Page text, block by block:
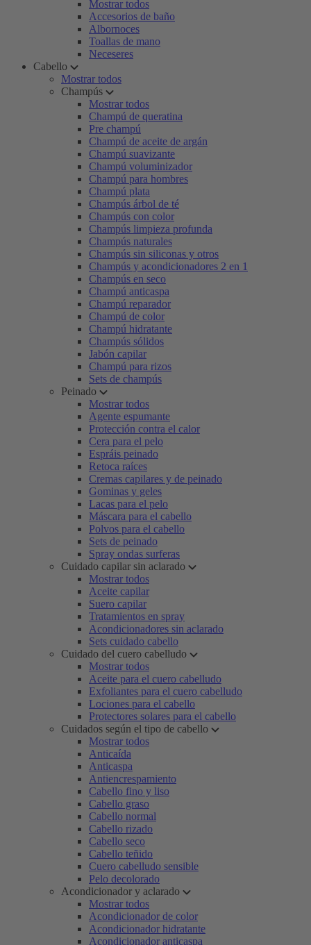
Mostrar todos
Accesorios de baño
Albornoces
Toallas de mano
Neceseres
Cabello
Mostrar todos
Champús
Mostrar todos
Champú de queratina
Pre champú
Champú de aceite de argán
Champú suavizante
Champú voluminizador
Champú para hombres
Champú plata
Champús árbol de té
Champús con color
Champús limpieza profunda
Champús naturales
Champús sin siliconas y otros
Champús y acondicionadores 2 en 1
Champús en seco
Champú anticaspa
Champú reparador
Champú de color
Champú hidratante
Champús sólidos
Jabón capilar
Champú para rizos
Sets de champús
Peinado
Mostrar todos
Agente espumante
Protección contra el calor
Cera para el pelo
Espráis peinado
Retoca raíces
Cremas capilares y de peinado
Gominas y geles
Lacas para el pelo
Máscara para el cabello
Polvos para el cabello
Sets de peinado
Spray ondas surferas
Cuidado capilar sin aclarado
Mostrar todos
Aceite capilar
Suero capilar
Tratamientos en spray
Acondicionadores sin aclarado
Sets cuidado cabello
Cuidado del cuero cabelludo
Mostrar todos
Aceite para el cuero cabelludo
Exfoliantes para el cuero cabelludo
Lociones para el cabello
Protectores solares para el cabello
Cuidados según el tipo de cabello
Mostrar todos
Anticaída
Anticaspa
Antiencrespamiento
Cabello fino y liso
Cabello graso
Cabello normal
Cabello rizado
Cabello seco
Cabello teñido
Cuero cabelludo sensible
Pelo decolorado
Acondicionador y aclarado
Mostrar todos
Acondicionador de color
Acondicionador hidratante
Acondicionador anticaspa